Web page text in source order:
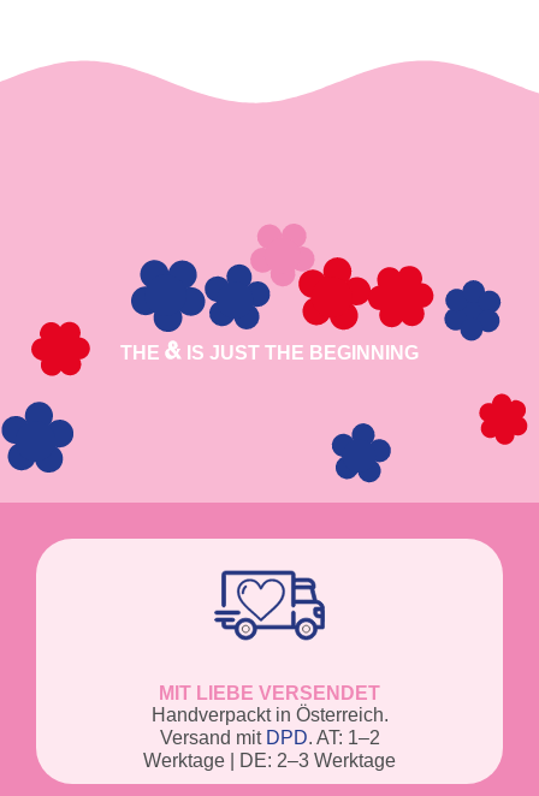
THE IS JUST THE BEGINNING
MIT LIEBE VERSENDET
Handverpackt in Österreich.
Versand mit DPD. AT: 1–2
Werktage | DE: 2–3 Werktage